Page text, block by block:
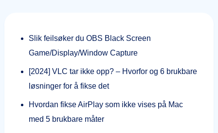
Slik feilsøker du OBS Black Screen
Game/Display/Window Capture
[2024] VLC tar ikke opp? – Hvorfor og 6 brukbare
løsninger for å fikse det
Hvordan fikse AirPlay som ikke vises på Mac
med 5 brukbare måter